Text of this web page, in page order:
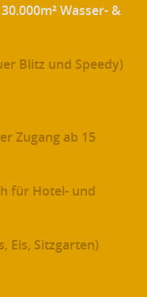
Wasser- &
Blitz und Speedy)
Zugang ab 15
für Hotel- und
Eis, Sitzgarten)